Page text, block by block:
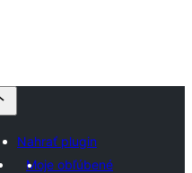
Nahrať plugin
Moje obľúbené